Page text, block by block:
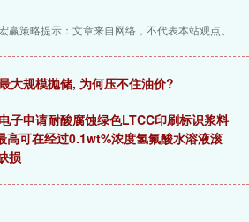
宏赢策略提示：文章来自网络，不代表本站观点。
大规模抛储, 为何压不住油价?
子申请耐酸腐蚀绿色LTCC印刷标识浆料
高可在经过0.1wt%浓度氢氟酸水溶液滚
损